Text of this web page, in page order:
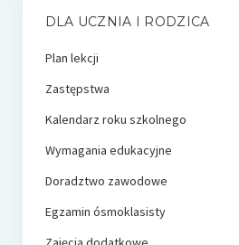
DLA UCZNIA I RODZICA
Plan lekcji
Zastępstwa
Kalendarz roku szkolnego
Wymagania edukacyjne
Doradztwo zawodowe
Egzamin ósmoklasisty